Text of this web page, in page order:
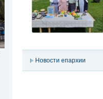
Новости епархии